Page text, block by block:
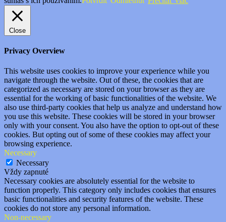
Close
Privacy Overview
This website uses cookies to improve your experience while you
navigate through the website. Out of these, the cookies that are
categorized as necessary are stored on your browser as they are
essential for the working of basic functionalities of the website. We
also use third-party cookies that help us analyze and understand how
you use this website. These cookies will be stored in your browser
only with your consent. You also have the option to opt-out of these
cookies. But opting out of some of these cookies may affect your
browsing experience.
Necessary
Necessary
Vždy zapnuté
Necessary cookies are absolutely essential for the website to
function properly. This category only includes cookies that ensures
basic functionalities and security features of the website. These
cookies do not store any personal information.
Non-necessary